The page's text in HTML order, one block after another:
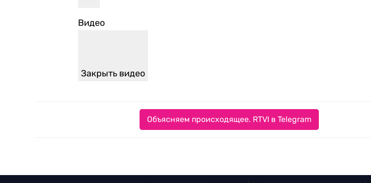
Видео
Закрыть видео
Объясняем происходящее. RTVI в Telegram